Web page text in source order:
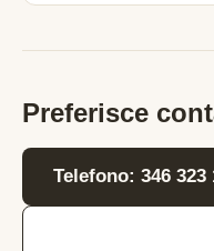
Preferisce
Telefono: 346 323